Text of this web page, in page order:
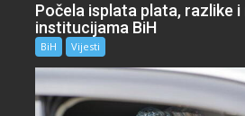
Počela isplata plata, razlike i
institucijama BiH
BiH Vijesti